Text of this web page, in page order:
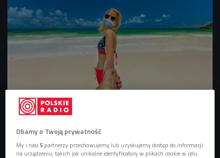
zdjęcie ilustracyjne Foto: Shutterstock/Benny Marty
Dbamy o Twoją prywatność
My i nasi5 partnerzy przechowujemy lub uzyskujemy dostęp do informacji
na urządzeniu, takich jak unikalne identyfikatory w plikach cookie w celu